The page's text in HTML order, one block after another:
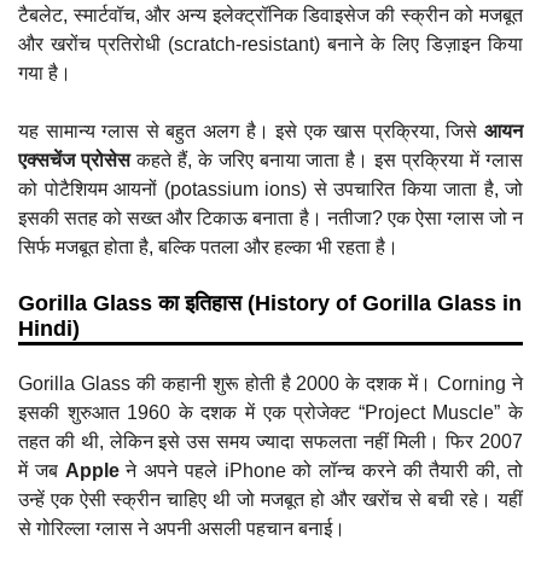
टैबलेट, स्मार्टवॉच, और अन्य इलेक्ट्रॉनिक डिवाइसेज की स्क्रीन को मजबूत
और खरोंच प्रतिरोधी (scratch-resistant) बनाने के लिए डिज़ाइन किया
गया है।
यह सामान्य ग्लास से बहुत अलग है। इसे एक खास प्रक्रिया, जिसे आयन
एक्सचेंज प्रोसेसकहते हैं, के जरिए बनाया जाता है। इस प्रक्रिया में ग्लास
को पोटैशियम आयनों (potassium ions) से उपचारित किया जाता है, जो
इसकी सतह को सख्त और टिकाऊ बनाता है। नतीजा? एक ऐसा ग्लास जो न
सिर्फ मजबूत होता है, बल्कि पतला और हल्का भी रहता है।
Gorilla Glass का इतिहास (History of Gorilla Glass in
Hindi)
Gorilla Glass की कहानी शुरू होती है 2000 के दशक में। Corning ने
इसकी शुरुआत 1960 के दशक में एक प्रोजेक्ट “Project Muscle” के
तहत की थी, लेकिन इसे उस समय ज्यादा सफलता नहीं मिली। फिर 2007
में जब Appleने अपने पहले iPhone को लॉन्च करने की तैयारी की, तो
उन्हें एक ऐसी स्क्रीन चाहिए थी जो मजबूत हो और खरोंच से बची रहे। यहीं
से गोरिल्ला ग्लास ने अपनी असली पहचान बनाई।